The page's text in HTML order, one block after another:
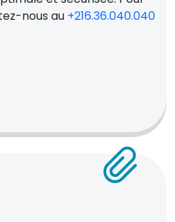
nous au +216.36.040.040